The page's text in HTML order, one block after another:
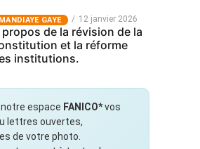
MANDIAYE GAYE 12 janvier 2026
propos de la révision de la
et la réforme
institutions.
espace FANICO*vos
lettres ouvertes,
de votre photo.